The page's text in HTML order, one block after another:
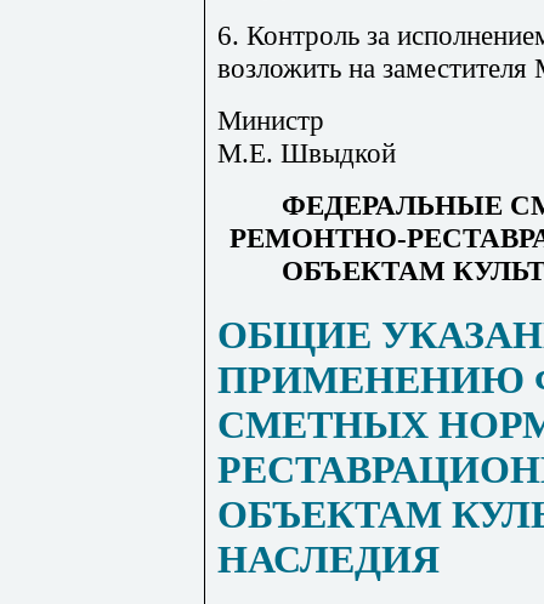
6. Контроль за
возложить на
Министр
М.Е. Швыдкой
ФЕДЕРАЛЬНЫЕ
РЕМОНТНО-
ОБЪЕКТАМ
ОБЩИЕ
ПРИМЕНЕНИЮ
СМЕТНЫХ
ОБЪЕКТАМ
НАСЛЕДИЯ